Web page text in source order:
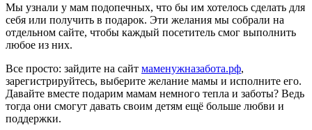
Мы узнали у мам подопечных, что бы им хотелось сделать для
себя или получить в подарок. Эти желания мы собрали на
отдельном сайте, чтобы каждый посетитель смог выполнить
любое из них.
Все просто: зайдите на сайт маменужназабота.рф,
зарегистрируйтесь, выберите желание мамы и исполните его.
Давайте вместе подарим мамам немного тепла и заботы? Ведь
тогда они смогут давать своим детям ещё больше любви и
поддержки.